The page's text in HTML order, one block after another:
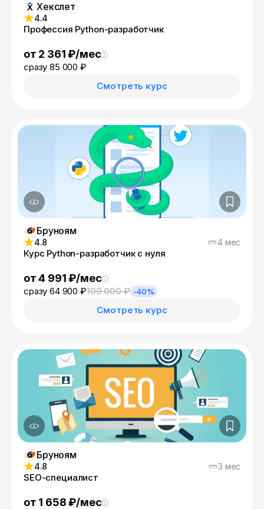
Хекслет
4.4
Профессия Python-разработчик
от 2 361 ₽/мес
сразу 85 000 ₽
Смотреть курс
Бруноям
4.8 4 мес
Курс Python-разработчик с нуля
от 4 991 ₽/мес
сразу 64 900 ₽109 000 ₽ -40%
Смотреть курс
Бруноям
4.8 3 мес
SEO-специалист
от 1 658 ₽/мес